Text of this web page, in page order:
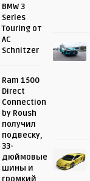
BMW 3
Series
Touring от
AC
Schnitzer
Ram 1500
Direct
Connection
by Roush
получил
подвеску,
33-
дюймовые
шины и
громкий